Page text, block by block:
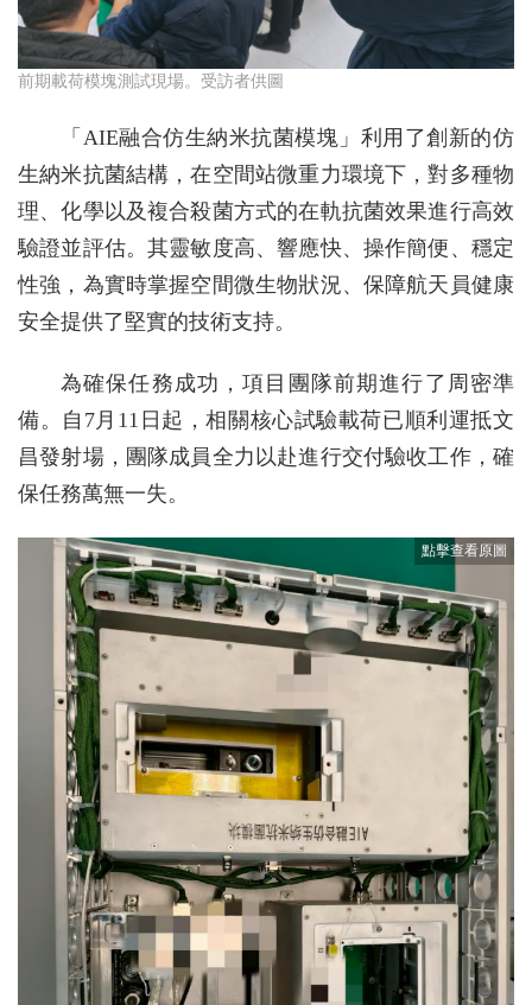
前期載荷模塊測試現場。受訪者供圖
「AIE融合仿生納米抗菌模塊」利用了創新的仿
生納米抗菌結構，在空間站微重力環境下，對多種物
理、化學以及複合殺菌方式的在軌抗菌效果進行高效
驗證並評估。其靈敏度高、響應快、操作簡便、穩定
性強，為實時掌握空間微生物狀況、保障航天員健康
安全提供了堅實的技術支持。
為確保任務成功，項目團隊前期進行了周密準
備。自7月11日起，相關核心試驗載荷已順利運抵文
昌發射場，團隊成員全力以赴進行交付驗收工作，確
保任務萬無一失。